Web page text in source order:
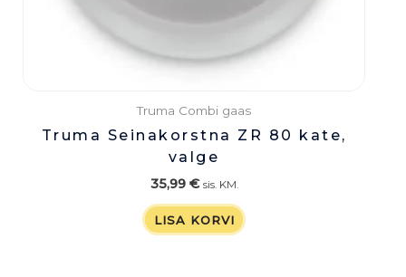
Truma Combi gaas
Truma Seinakorstna ZR 80 kate,
valge
35,99 € sis. KM.
LISA KORVI